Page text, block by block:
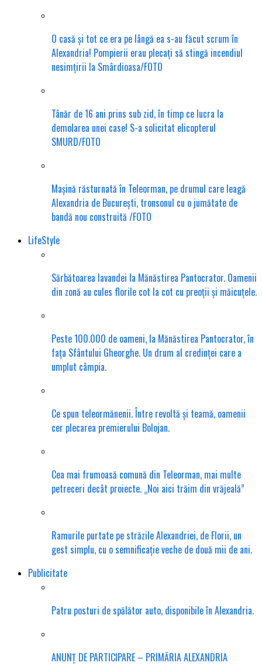
O casă și tot ce era pe lângă ea s-au făcut scrum în
Alexandria! Pompierii erau plecați să stingă incendiul
nesimțirii la Smârdioasa/FOTO
Tânăr de 16 ani prins sub zid, în timp ce lucra la
demolarea unei case! S-a solicitat elicopterul
SMURD/FOTO
Mașină răsturnată în Teleorman, pe drumul care leagă
Alexandria de București, tronsonul cu o jumătate de
bandă nou construită /FOTO
LifeStyle
Sărbătoarea lavandei la Mănăstirea Pantocrator. Oamenii
din zonă au cules florile cot la cot cu preoții și măicuțele.
Peste 100.000 de oameni, la Mănăstirea Pantocrator, în
fața Sfântului Gheorghe. Un drum al credinței care a
umplut câmpia.
Ce spun teleormănenii. Între revoltă și teamă, oamenii
cer plecarea premierului Bolojan.
Cea mai frumoasă comună din Teleorman, mai multe
petreceri decât proiecte. „Noi aici trăim din vrăjeală”
Ramurile purtate pe străzile Alexandriei, de Florii, un
gest simplu, cu o semnificație veche de două mii de ani.
Publicitate
Patru posturi de spălător auto, disponibile în Alexandria.
ANUNȚ DE PARTICIPARE – PRIMĂRIA ALEXANDRIA